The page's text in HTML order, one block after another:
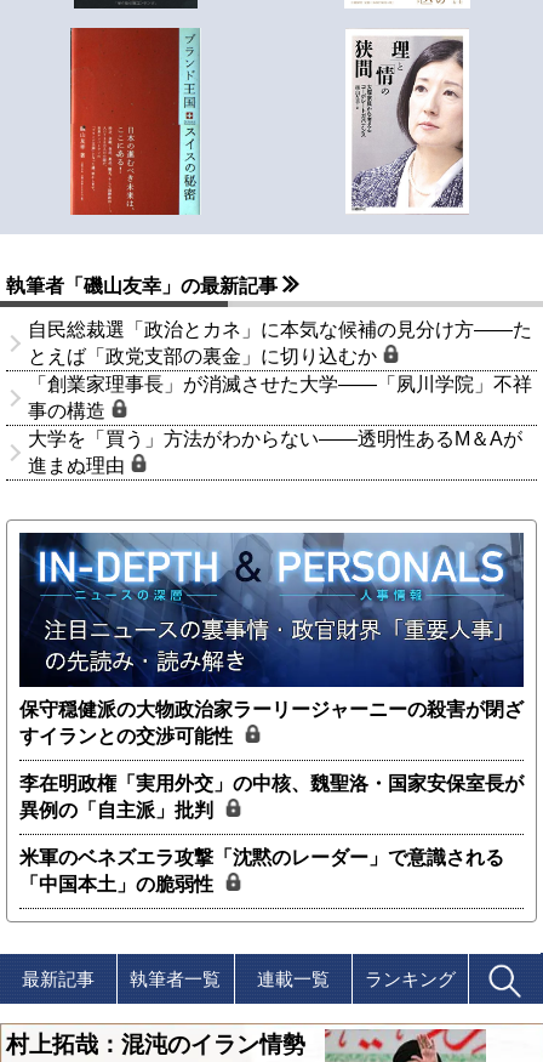
執筆者「磯山友幸」の最新記事
自民総裁選「政治とカネ」に本気な候補の見分け方――た
とえば「政党支部の裏金」に切り込むか
「創業家理事長」が消滅させた大学――「夙川学院」不祥
事の構造
大学を「買う」方法がわからない――透明性あるM＆Aが
進まぬ理由
保守穏健派の大物政治家ラーリージャーニーの殺害が閉ざ
すイランとの交渉可能性
李在明政権「実用外交」の中核、魏聖洛・国家安保室長が
異例の「自主派」批判
米軍のベネズエラ攻撃「沈黙のレーダー」で意識される
「中国本土」の脆弱性
最新記事 執筆者一覧 連載一覧 ランキング
村上拓哉：混沌のイラン情勢